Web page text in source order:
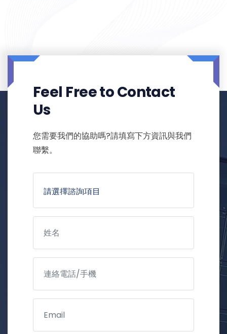
Feel Free to Contact
Us
您需要我們的協助嗎?請填寫下方資訊與我們
聯繫。